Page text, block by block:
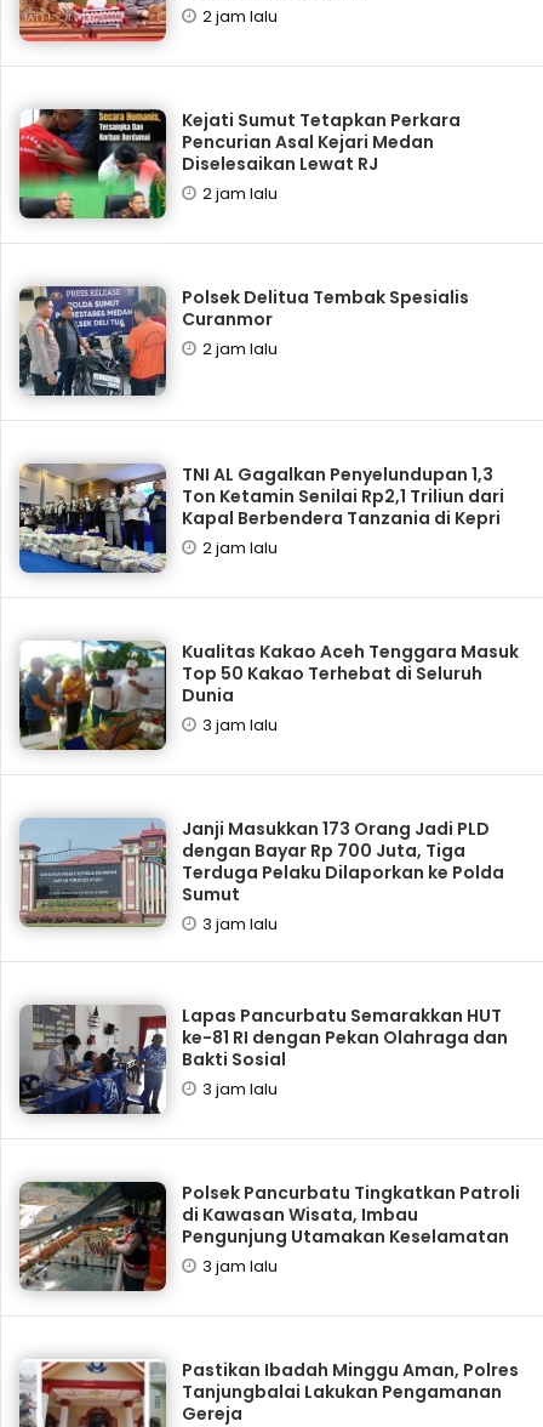
2 jam lalu
Kejati Sumut Tetapkan Perkara
Pencurian Asal Kejari Medan
Diselesaikan Lewat RJ
2 jam lalu
Polsek Delitua Tembak Spesialis
Curanmor
2 jam lalu
TNI AL Gagalkan Penyelundupan 1,3
Ton Ketamin Senilai Rp2,1 Triliun dari
Kapal Berbendera Tanzania di Kepri
2 jam lalu
Kualitas Kakao Aceh Tenggara Masuk
Top 50 Kakao Terhebat di Seluruh
Dunia
3 jam lalu
Janji Masukkan 173 Orang Jadi PLD
dengan Bayar Rp 700 Juta, Tiga
Terduga Pelaku Dilaporkan ke Polda
Sumut
3 jam lalu
Lapas Pancurbatu Semarakkan HUT
ke-81 RI dengan Pekan Olahraga dan
Bakti Sosial
3 jam lalu
Polsek Pancurbatu Tingkatkan Patroli
di Kawasan Wisata, Imbau
Pengunjung Utamakan Keselamatan
3 jam lalu
Pastikan Ibadah Minggu Aman, Polres
Tanjungbalai Lakukan Pengamanan
Gereja